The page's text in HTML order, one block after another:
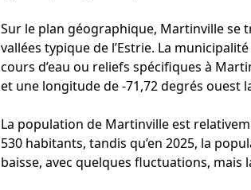
Sur le plan géographique, Martinville se
vallées typique de l’Estrie. La
cours d’eau ou reliefs spécifiques à
et une longitude de -71,72 degrés ouest
La population de Martinville est
530 habitants, tandis qu’en 2025, la
baisse, avec quelques fluctuations,